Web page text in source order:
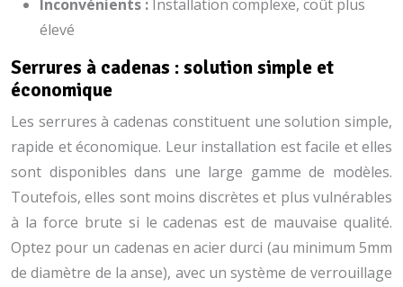
Inconvénients : Installation complexe, coût plus
élevé
Serrures à cadenas : solution simple et
économique
Les serrures à cadenas constituent une solution simple,
rapide et économique. Leur installation est facile et elles
sont disponibles dans une large gamme de modèles.
Toutefois, elles sont moins discrètes et plus vulnérables
à la force brute si le cadenas est de mauvaise qualité.
Optez pour un cadenas en acier durci (au minimum 5mm
de diamètre de la anse), avec un système de verrouillage